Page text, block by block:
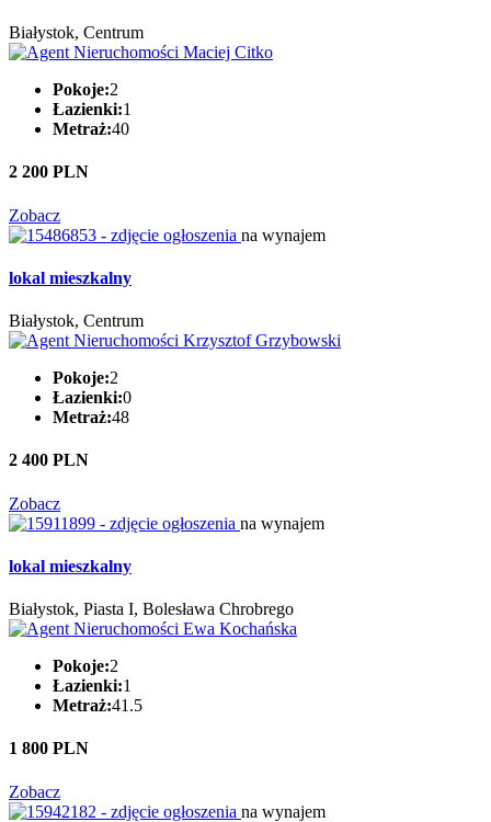
Białystok, Centrum
Pokoje:2
Łazienki:1
Metraż:40
2 200 PLN
Zobacz
na wynajem
lokal mieszkalny
Białystok, Centrum
Pokoje:2
Łazienki:0
Metraż:48
2 400 PLN
Zobacz
na wynajem
lokal mieszkalny
Białystok, Piasta I, Bolesława Chrobrego
Pokoje:2
Łazienki:1
Metraż:41.5
1 800 PLN
Zobacz
na wynajem